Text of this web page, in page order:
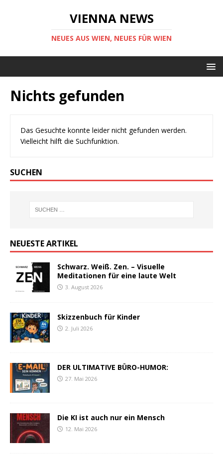
VIENNA NEWS
NEUES AUS WIEN, NEUES FÜR WIEN
Nichts gefunden
Das Gesuchte konnte leider nicht gefunden werden.
Vielleicht hilft die Suchfunktion.
SUCHEN
NEUESTE ARTIKEL
Schwarz. Weiß. Zen. – Visuelle
Meditationen für eine laute Welt
3. August 2026
Skizzenbuch für Kinder
2. Juli 2026
DER ULTIMATIVE BÜRO-HUMOR:
27. Mai 2026
Die KI ist auch nur ein Mensch
12. Mai 2026